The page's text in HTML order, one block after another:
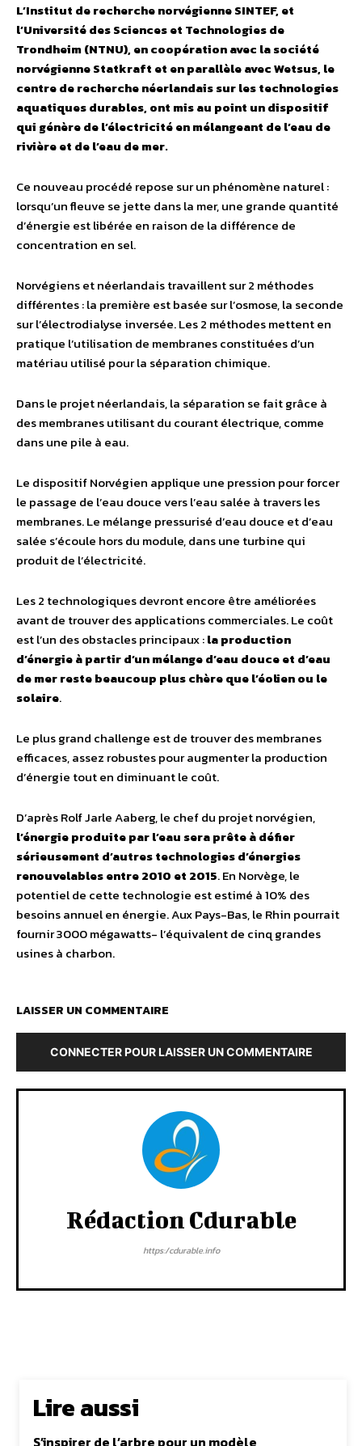
L’Institut de recherche norvégienne SINTEF, et
l’Université des Sciences et Technologies de
Trondheim (NTNU), en coopération avec la société
norvégienne Statkraft et en parallèle avec Wetsus, le
centre de recherche néerlandais sur les technologies
aquatiques durables, ont mis au point un dispositif
qui génère de l’électricité en mélangeant de l’eau de
rivière et de l’eau de mer.
Ce nouveau procédé repose sur un phénomène naturel :
lorsqu’un fleuve se jette dans la mer, une grande quantité
d’énergie est libérée en raison de la différence de
concentration en sel.
Norvégiens et néerlandais travaillent sur 2 méthodes
différentes : la première est basée sur l’osmose, la seconde
sur l’électrodialyse inversée. Les 2 méthodes mettent en
pratique l’utilisation de membranes constituées d’un
matériau utilisé pour la séparation chimique.
Dans le projet néerlandais, la séparation se fait grâce à
des membranes utilisant du courant électrique, comme
dans une pile à eau.
Le dispositif Norvégien applique une pression pour forcer
le passage de l’eau douce vers l’eau salée à travers les
membranes. Le mélange pressurisé d’eau douce et d’eau
salée s’écoule hors du module, dans une turbine qui
produit de l’électricité.
Les 2 technologiques devront encore être améliorées
avant de trouver des applications commerciales. Le coût
est l’un des obstacles principaux :la production
d’énergie à partir d’un mélange d’eau douce et d’eau
de mer reste beaucoup plus chère que l’éolien ou le
solaire.
Le plus grand challenge est de trouver des membranes
efficaces, assez robustes pour augmenter la production
d’énergie tout en diminuant le coût.
D’après Rolf Jarle Aaberg, le chef du projet norvégien,
l’énergie produite par l’eau sera prête à défier
sérieusement d’autres technologies d’énergies
renouvelables entre 2010 et 2015. En Norvège, le
potentiel de cette technologie est estimé à 10% des
besoins annuel en énergie. Aux Pays-Bas, le Rhin pourrait
fournir 3000 mégawatts- l’équivalent de cinq grandes
usines à charbon.
LAISSER UN COMMENTAIRE
CONNECTER POUR LAISSER UN COMMENTAIRE
Rédaction Cdurable
https:/cdurable.info
Lire aussi